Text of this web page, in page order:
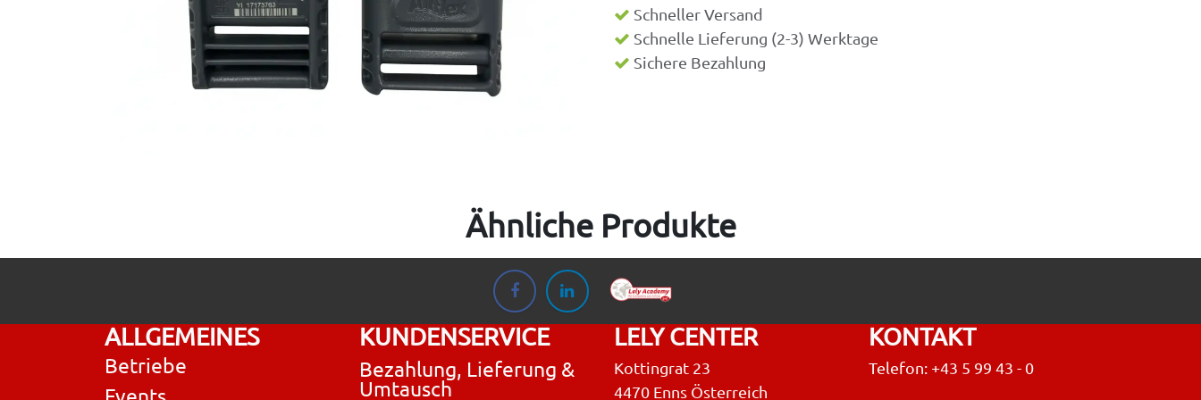
Schneller Versand
Schnelle Lieferung (2-3) Werktage
Sichere Bezahlung
Ähnliche Produkte
ALLGEMEINES
Betriebe
KUNDENSERVICE
Bezahlung, Lieferung &
Umtausch
LELY CENTER
Kottingrat 23
4470 Enns Österreich
KONTAKT
Telefon: +43 5 99 43 - 0